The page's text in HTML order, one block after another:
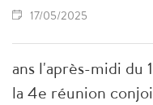
17/05/2025
ans l'après-midi du
la 4e réunion